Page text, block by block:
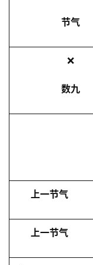
节气
❌
数九
上一节气
上一节气